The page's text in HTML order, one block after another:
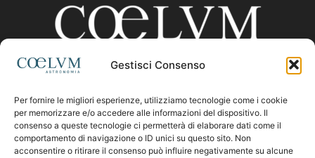
Gestisci Consenso
Per fornire le migliori esperienze, utilizziamo tecnologie come i cookie
per memorizzare e/o accedere alle informazioni del dispositivo. Il
consenso a queste tecnologie ci permetterà di elaborare dati come il
comportamento di navigazione o ID unici su questo sito. Non
acconsentire o ritirare il consenso può influire negativamente su alcune
CHI SIAMO
Contattaci:coelumastro@coelum.com